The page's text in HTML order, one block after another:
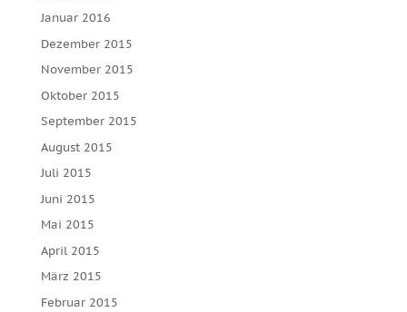
Januar 2016
Dezember 2015
November 2015
Oktober 2015
September 2015
August 2015
Juli 2015
Juni 2015
Mai 2015
April 2015
März 2015
Februar 2015